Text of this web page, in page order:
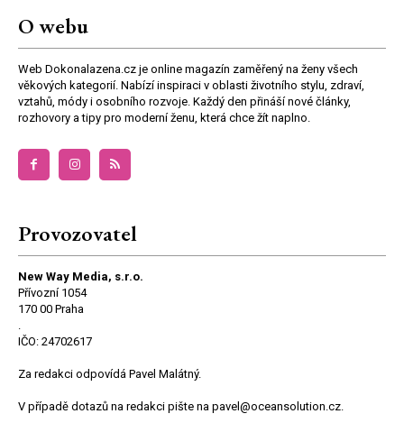
O webu
Web Dokonalazena.cz je online magazín zaměřený na ženy všech
věkových kategorií. Nabízí inspiraci v oblasti životního stylu, zdraví,
vztahů, módy i osobního rozvoje. Každý den přináší nové články,
rozhovory a tipy pro moderní ženu, která chce žít naplno.
Provozovatel
New Way Media, s.r.o.
Přívozní 1054
170 00 Praha
.
IČO: 24702617
Za redakci odpovídá Pavel Malátný.
V případě dotazů na redakci pište na pavel@oceansolution.cz.